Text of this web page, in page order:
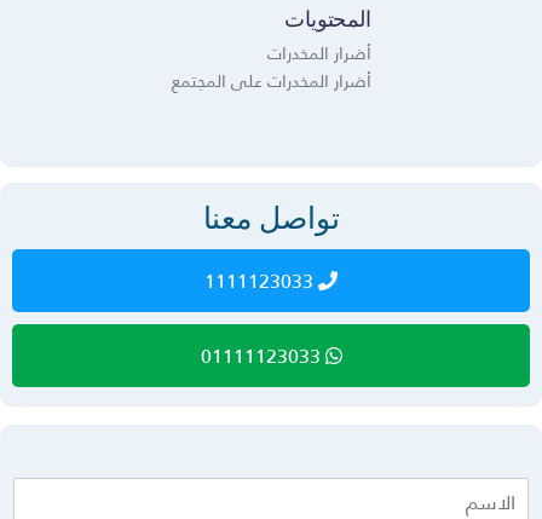
المحتويات
أضرار المخدرات
أضرار المخدرات على المجتمع
تواصل معنا
1111123033
01111123033